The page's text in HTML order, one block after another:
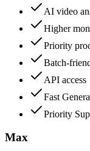
AI video
Higher
Priority
Batch-
API access
Fast
Priority
Max